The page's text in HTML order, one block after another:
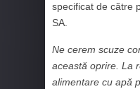
specificat de către
SA.
Ne cerem scuze
această oprire. La
alimentare cu apă